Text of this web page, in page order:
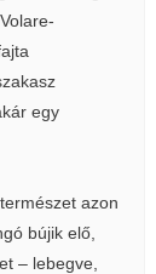
egy
azon
bújik elő,
– lebegve,